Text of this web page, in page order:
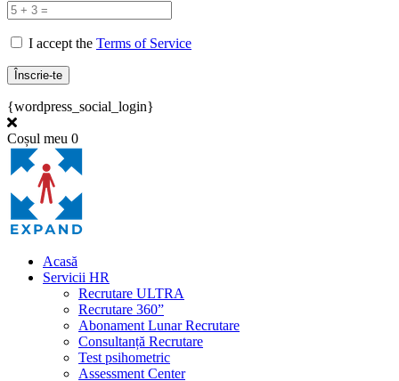
I accept the Terms of Service
{wordpress_social_login}
Coșul meu 0
Acasă
Servicii HR
Recrutare ULTRA
Recrutare 360”
Abonament Lunar Recrutare
Consultanță Recrutare
Test psihometric
Assessment Center